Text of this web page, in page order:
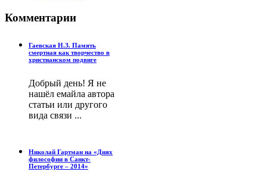
Комментарии
Гаевская Н.З. Память
смертная как творчество в
христианском подвиге
Добрый день! Я не
нашёл емайла автора
статьи или другого
вида связи ...
Николай Гартман на «Днях
философии в Санкт-
Петербурге – 2014»